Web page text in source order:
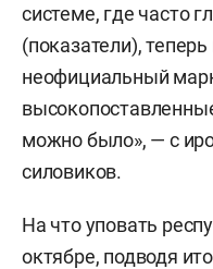
системе, где часто
(показатели),
неофициальный
можно было», — с
силовиков.
На что уповать
октябре, подводя